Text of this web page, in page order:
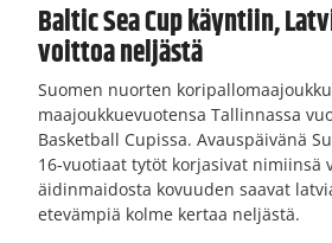
Baltic Sea Cup käyntiin,
voittoa neljästä
Suomen nuorten
maajoukkuevuotensa Tallinnassa
Basketball Cupissa. Avauspäivänä
16-vuotiaat tytöt korjasivat nimiinsä
äidinmaidosta kovuuden saavat
etevämpiä kolme kertaa neljästä.